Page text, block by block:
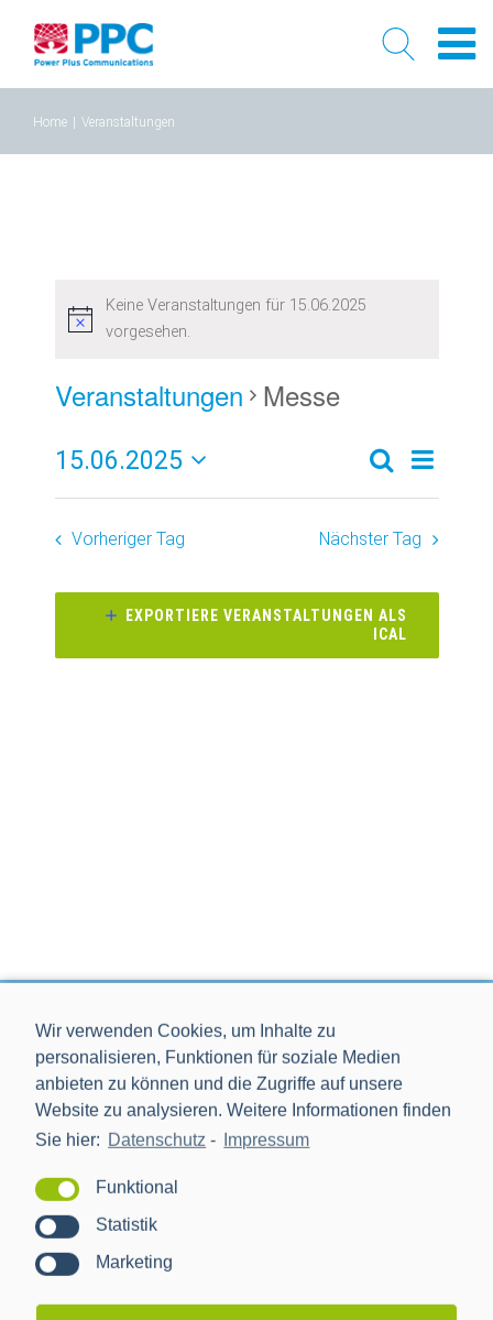
Wir verwenden Cookies, um Inhalte zu
personalisieren, Funktionen für soziale Medien
anbieten zu können und die Zugriffe auf unsere
Website zu analysieren. Weitere Informationen finden
Sie hier: Datenschutz - Impressum
Funktional
Statistik
Marketing
content
Home Veranstaltungen
Keine Veranstaltungen für 15.06.2025
vorgesehen.
Veranstaltungen Messe
Suche
Tag
15.06.2025
Datum
wählen.
Vorheriger Tag Nächster Tag
EXPORTIERE VERANSTALTUNGEN ALS
ICAL
Mannheim, ist der führende Anbieter von Smart Meter
Gateways und Kommunikationstechnik für die Digitalisierung
der Energiewende.